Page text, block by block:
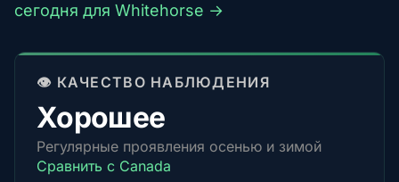
сегодня для Whitehorse →
👁️ КАЧЕСТВО НАБЛЮДЕНИЯ
Хорошее
Регулярные проявления осенью и зимой
Сравнить с Canada